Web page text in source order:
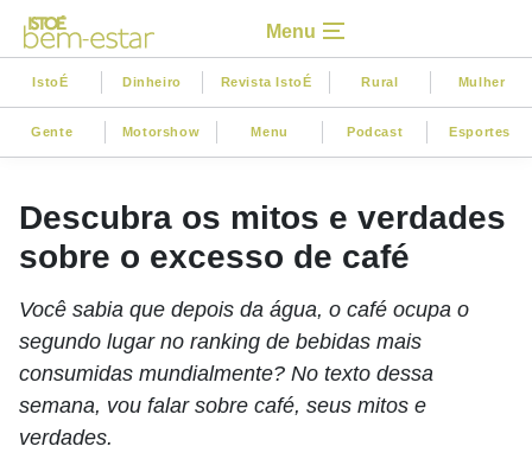
Menu
IstoÉ Dinheiro Revista IstoÉ Rural Mulher
Gente Motorshow Menu Podcast Esportes
Descubra os mitos e verdades
sobre o excesso de café
Você sabia que depois da água, o café ocupa o
segundo lugar no ranking de bebidas mais
consumidas mundialmente? No texto dessa
semana, vou falar sobre café, seus mitos e
verdades.